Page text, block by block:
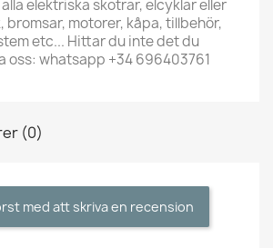
elektriska skotrar, elcyklar eller
bromsar, motorer, kåpa, tillbehör,
etc... Hittar du inte det du
oss: whatsapp +34 696403761
(0)
med att skriva en recension